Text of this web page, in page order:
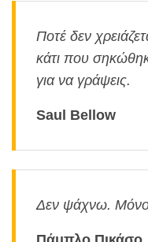
Ποτέ δεν
κάτι που
για να γράψεις.
Saul Bellow
Δεν ψάχνω.